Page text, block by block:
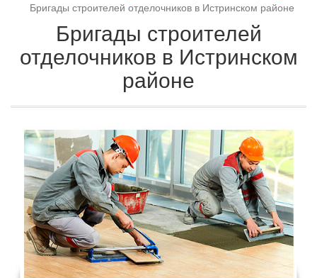
Бригады строителей отделочников в Истринском районе
Бригады строителей
отделочников в Истринском
районе